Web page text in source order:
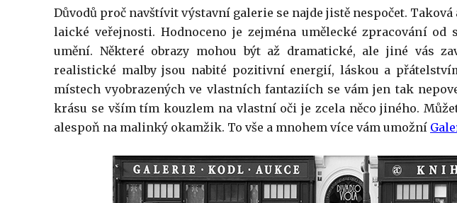
Důvodů proč navštívit výstavní galerie se najde jistě nespočet.
laické veřejnosti. Hodnoceno je zejména umělecké zpracování
umění. Některé obrazy mohou být až dramatické, ale jiné vás
realistické malby jsou nabité pozitivní energií, láskou a
místech vyobrazených ve vlastních fantaziích se vám jen tak
krásu se vším tím kouzlem na vlastní oči je zcela něco jiného.
alespoň na malinký okamžik. To vše a mnohem více vám umožní